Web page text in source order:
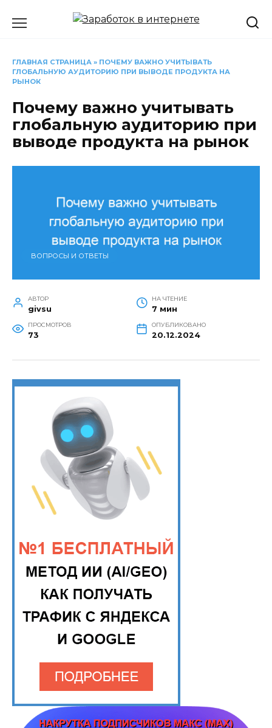
ГЛАВНАЯ СТРАНИЦА » ПОЧЕМУ ВАЖНО УЧИТЫВАТЬ
ГЛОБАЛЬНУЮ АУДИТОРИЮ ПРИ ВЫВОДЕ ПРОДУКТА НА
РЫНОК
Почему важно учитывать
глобальную аудиторию при
выводе продукта на рынок
ВОПРОСЫ И ОТВЕТЫ
АВТОР
givsu
НА ЧТЕНИЕ
7 мин
ПРОСМОТРОВ
73
ОПУБЛИКОВАНО
20.12.2024